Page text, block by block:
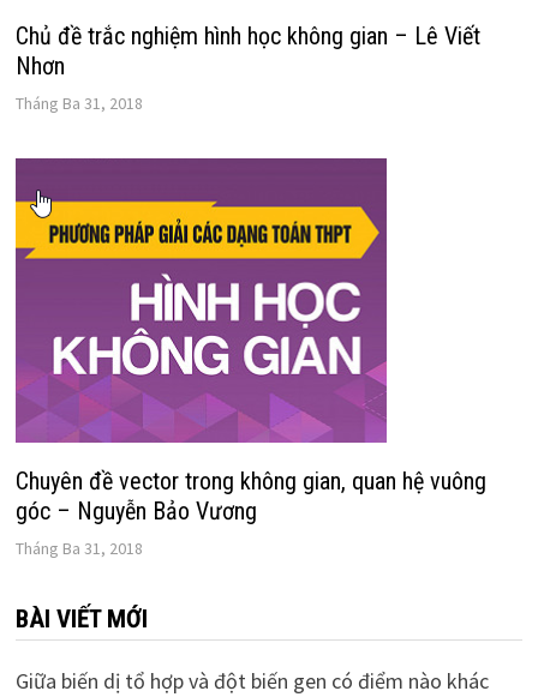
Chủ đề trắc nghiệm hình học không gian – Lê Viết
Nhơn
Tháng Ba 31, 2018
Chuyên đề vector trong không gian, quan hệ vuông
góc – Nguyễn Bảo Vương
Tháng Ba 31, 2018
BÀI VIẾT MỚI
Giữa biến dị tổ hợp và đột biến gen có điểm nào khác